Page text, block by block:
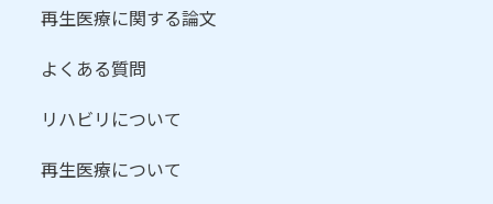
再生医療に関する論文
よくある質問
リハビリについて
再生医療について